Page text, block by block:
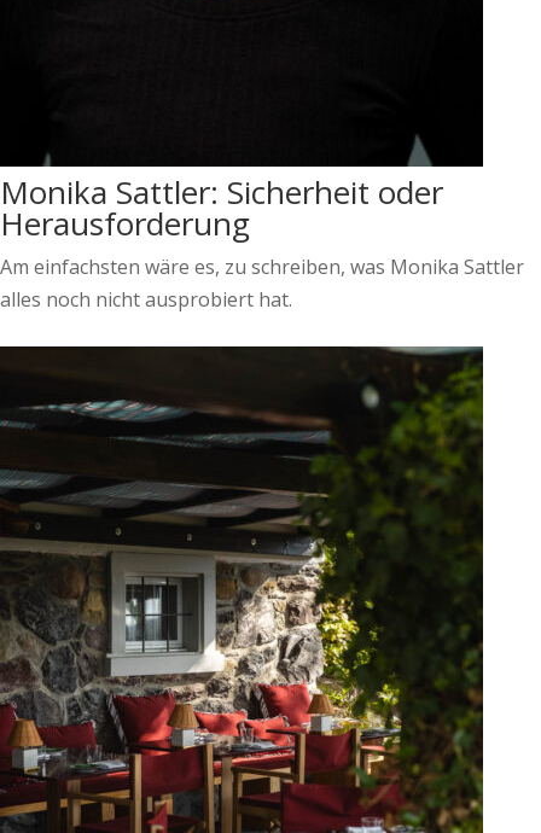
Monika Sattler: Sicherheit oder
Herausforderung
Am einfachsten wäre es, zu schreiben, was Monika Sattler
alles noch nicht ausprobiert hat.